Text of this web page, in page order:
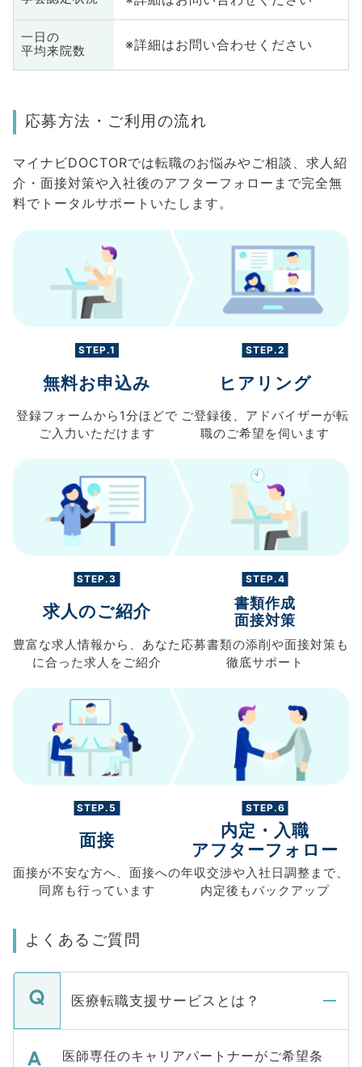
一日の
平均来院数
※詳細はお問い合わせください
応募方法・ご利用の流れ
マイナビDOCTORでは転職のお悩みやご相談、求人紹
介・面接対策や入社後のアフターフォローまで完全無
料でトータルサポートいたします。
STEP.1
無料お申込み
登録フォームから 1分ほどで
ご入力 いただけます
STEP.2
ヒアリング
ご登録後、 アドバイザーが転
職のご希望を伺います
STEP.3
求人のご紹介
豊富な求人情報から、 あなた
に合った求人を ご紹介
STEP.4
書類作成
面接対策
応募書類の添削や面接対策も
徹底サポート
STEP.5
面接
面接が不安な方へ、 面接への
同席も行っています
STEP.6
内定・入職
アフターフォロー
年収交渉や入社日調整まで、
内定後もバックアップ
よくあるご質問
医療転職支援サービスとは？
医師専任のキャリアパートナーがご希望条